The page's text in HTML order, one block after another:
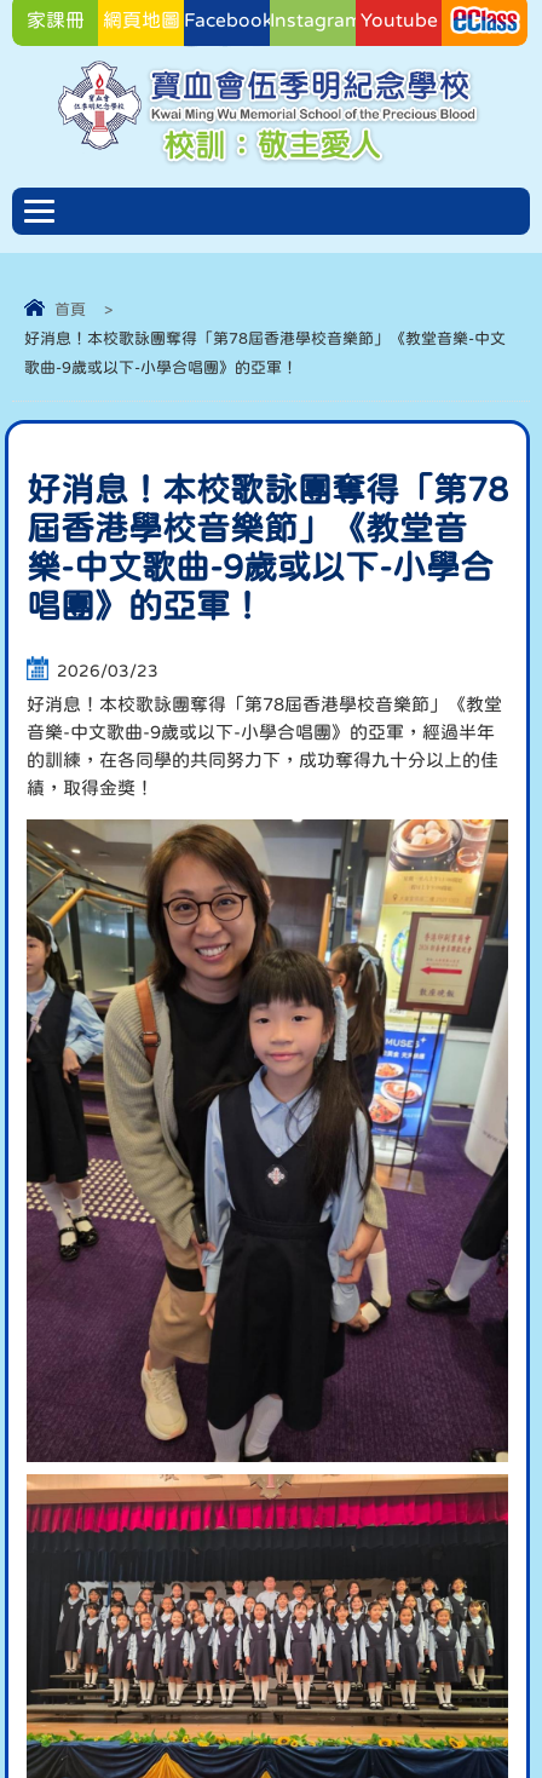
家課冊 網頁地圖 FacebookInstagramYoutube
首頁
>
好消息！本校歌詠團奪得「第78屆香港學校音樂節」《教堂音樂-中文
歌曲-9歲或以下-小學合唱團》的亞軍！
好消息！本校歌詠團奪得「第78
屆香港學校音樂節」《教堂音
樂-中文歌曲-9歲或以下-小學合
唱團》的亞軍！
2026/03/23
好消息！本校歌詠團奪得「第78屆香港學校音樂節」《教堂
音樂-中文歌曲-9歲或以下-小學合唱團》的亞軍，經過半年
的訓練，在各同學的共同努力下，成功奪得九十分以上的佳
績，取得金獎！